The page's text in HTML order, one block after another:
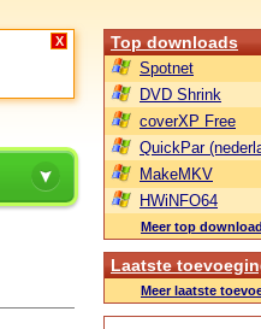
X Top downloads
Spotnet
DVD Shrink
coverXP Free
QuickPar
MakeMKV
HWiNFO64
Meer top
Laatste
Meer laatste